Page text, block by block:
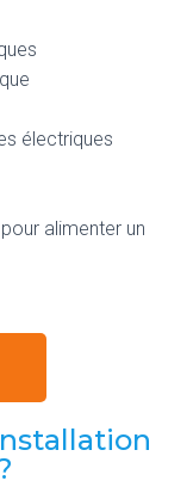
électriques
alimenter un